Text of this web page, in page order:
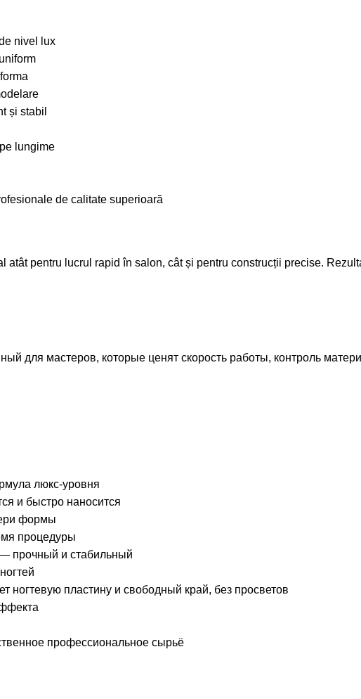
nivel lux
și stabil
lungime
de calitate superioară
atât pentru lucrul rapid în salon, cât și pentru construcții precise.
для мастеров, которые ценят скорость работы, контроль
люкс-уровня
и быстро наносится
формы
процедуры
прочный и стабильный
пластину и свободный край, без просветов
профессиональное сырьё